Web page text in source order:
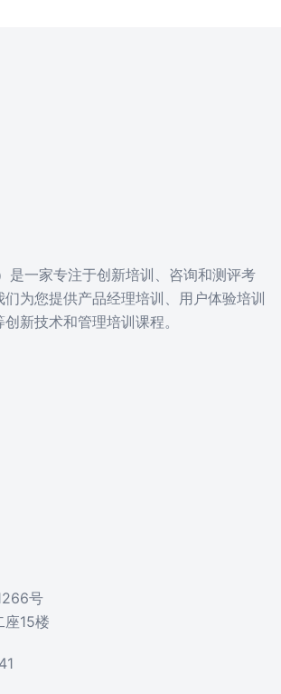
是一家专注于创新培训、咨询和测评考
为您提供产品经理培训、用户体验培训
新技术和管理培训课程。
号
座15楼